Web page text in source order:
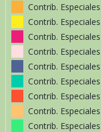
Contrib. Especiales
Contrib.
Contrib.
Contrib.
Contrib.
Contrib.
Contrib.
Contrib.
Contrib.